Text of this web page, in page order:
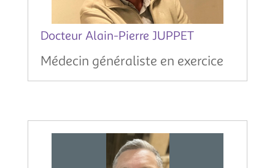
Docteur Alain-Pierre JUPPET
Médecin généraliste en exercice